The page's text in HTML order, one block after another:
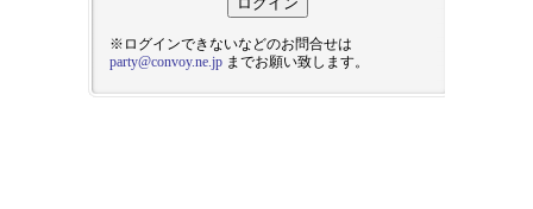
※ログインできないなどのお問合せは
party@convoy.ne.jp までお願い致します。